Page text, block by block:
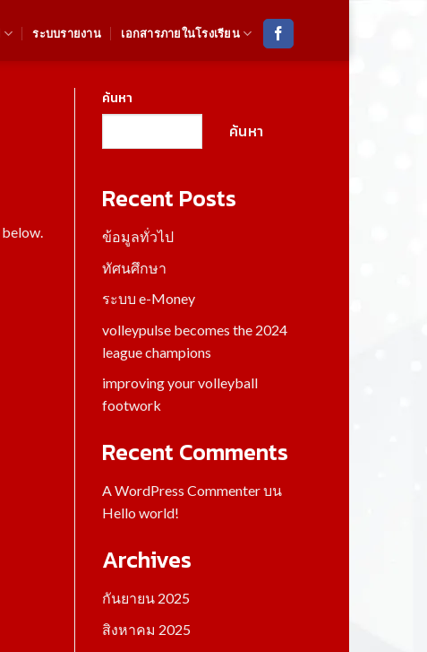
ระบบรายงาน เอกสารภายในโรงเรียน
ค้นหา
ค้นหา
Recent Posts
ข้อมูลทั่วไป
ทัศนศึกษา
ระบบ e-Money
volleypulse becomes the 2024
league champions
improving your volleyball
footwork
Recent Comments
A WordPress Commenterบน
Hello world!
Archives
กันยายน 2025
สิงหาคม 2025